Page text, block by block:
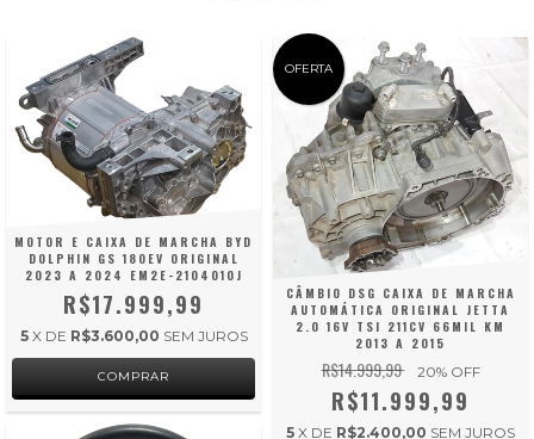
MOTOR E CAIXA DE MARCHA BYD
DOLPHIN GS 180EV ORIGINAL
2023 A 2024 EM2E-2104010J
R$17.999,99
5 X DE R$3.600,00 SEM JUROS
OFERTA
CÂMBIO DSG CAIXA DE MARCHA
AUTOMÁTICA ORIGINAL JETTA
2.0 16V TSI 211CV 66MIL KM
2013 A 2015
R$14.999,99 20% OFF
R$11.999,99
5 X DE R$2.400,00 SEM JUROS